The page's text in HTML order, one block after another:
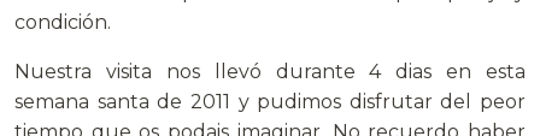
condición.
Nuestra visita nos llevó durante 4 dias en esta
semana santa de 2011 y pudimos disfrutar del peor